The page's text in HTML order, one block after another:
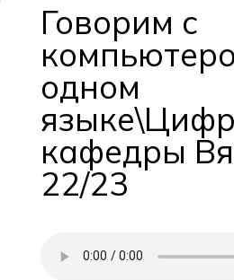
Говорим с
одном
кафедры
22/23